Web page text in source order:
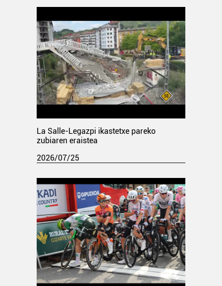
La Salle-Legazpi ikastetxe pareko
zubiaren eraistea
2026/07/25